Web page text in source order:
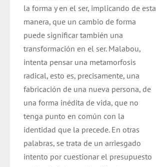
la forma y en el ser, implicando de esta
manera, que un cambio de forma
puede significar también una
transformación en el ser. Malabou,
intenta pensar una metamorfosis
radical, esto es, precisamente, una
fabricación de una nueva persona, de
una forma inédita de vida, que no
tenga punto en común con la
identidad que la precede. En otras
palabras, se trata de un arriesgado
intento por cuestionar el presupuesto